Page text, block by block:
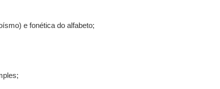
e fonética do alfabeto;